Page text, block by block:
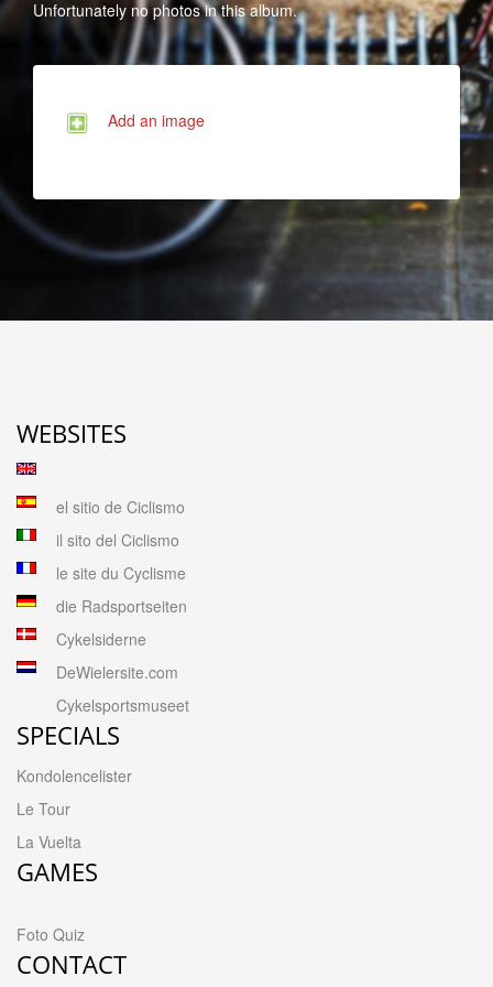
Unfortunately no photos in this album.
Add an image
WEBSITES
el sitio de Ciclismo
il sito del Ciclismo
le site du Cyclisme
die Radsportseiten
Cykelsiderne
DeWielersite.com
Cykelsportsmuseet
SPECIALS
Kondolencelister
Le Tour
La Vuelta
GAMES
Foto Quiz
CONTACT